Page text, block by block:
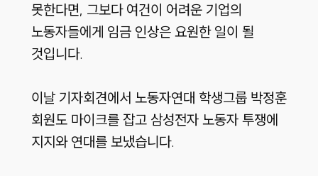
못한다면, 그보다 여건이 어려운 기업의
노동자들에게 임금 인상은 요원한 일이 될
것입니다.
이날 기자회견에서 노동자연대 학생그룹 박정훈
회원도 마이크를 잡고 삼성전자 노동자 투쟁에
지지와 연대를 보냈습니다.